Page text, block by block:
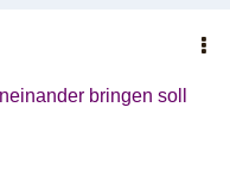
bringen soll